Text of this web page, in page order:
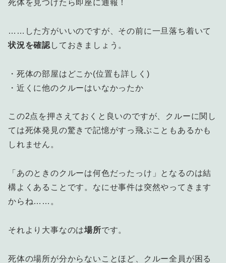
死体を見つけたら即座に通報！
……した方がいいのですが、その前に一旦落ち着いて
状況を確認 しておきましょう。
・死体の部屋はどこか(位置も詳しく)
・近くに他のクルーはいなかったか
この2点を押さえておくと良いのですが、クルーに関し
ては死体発見の驚きで記憶がすっ飛ぶこともあるかも
しれません。
「あのときのクルーは何色だったっけ」となるのは結
構よくあることです。なにせ事件は突然やってきます
からね……。
それより大事なのは場所です。
死体の場所が分からないことほど、クルー全員が困る